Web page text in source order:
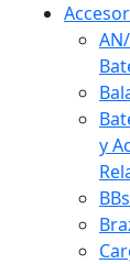
y
BBs